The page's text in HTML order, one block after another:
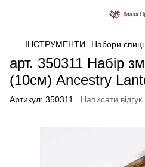
ІНСТРУМЕНТИ Набори
арт. 350311 Набір
(10см) Ancestry
Артикул: 350311 Написати відгук